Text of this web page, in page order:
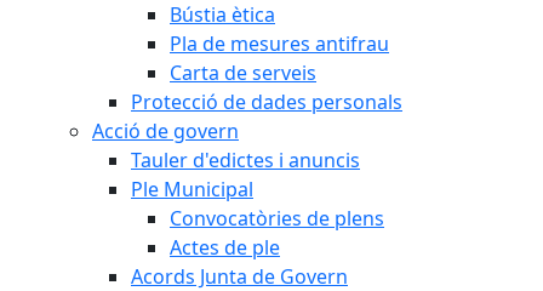
Bústia ètica
Pla de mesures antifrau
Carta de serveis
Protecció de dades personals
Acció de govern
Tauler d'edictes i anuncis
Ple Municipal
Convocatòries de plens
Actes de ple
Acords Junta de Govern